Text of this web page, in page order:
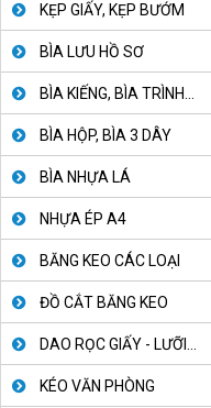
KẸP GIẤY, KẸP BƯỚM
BÌA LƯU HỒ SƠ
BÌA KIẾNG, BÌA TRÌNH...
BÌA HỘP, BÌA 3 DÂY
BÌA NHỰA LÁ
NHỰA ÉP A4
BĂNG KEO CÁC LOẠI
ĐỒ CẮT BĂNG KEO
DAO RỌC GIẤY - LƯỠI...
KÉO VĂN PHÒNG